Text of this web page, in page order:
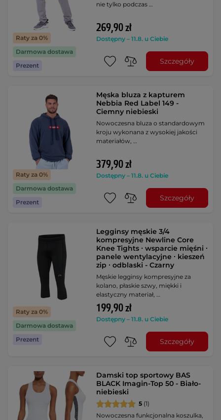
Raty za 0%
Darmowa dostawa
Prezent
nie tylko podczas …
269,90 zł
Dostępny – 11.8. u Ciebie
Szczegóły
Raty za 0%
Darmowa dostawa
Prezent
Męska bluza z kapturem
Nebbia Red Label 149 -
Ciemny niebieski
Nowoczesna bluza o standardowym
kroju wykonana z wysokiej jakości
materiałów, …
379,90 zł
Dostępny – 11.8. u Ciebie
Szczegóły
Raty za 0%
Darmowa dostawa
Prezent
Legginsy męskie 3/4
kompresyjne Newline Core
Knee Tights ∙ wsparcie mięśni ∙
panele wentylacyjne ∙ kieszeń
zip ∙ odblaski - Czarny
Męskie legginsy kompresyjne za
kolano, płaskie szwy, miękki i
elastyczny materiał, …
199,90 zł
Dostępny – 11.8. u Ciebie
Szczegóły
Damski top sportowy BAS
BLACK Imagin-Top 50 - Biało-
niebieski
5 (1)
Nowoczesna funkcjonalna koszulka,